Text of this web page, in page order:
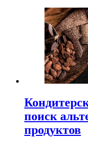
поиск
продуктов